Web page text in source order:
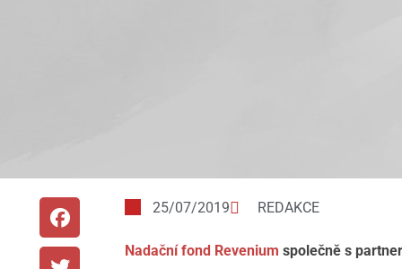
25/07/2019 REDAKCE
Nadační fond Revenium společně s